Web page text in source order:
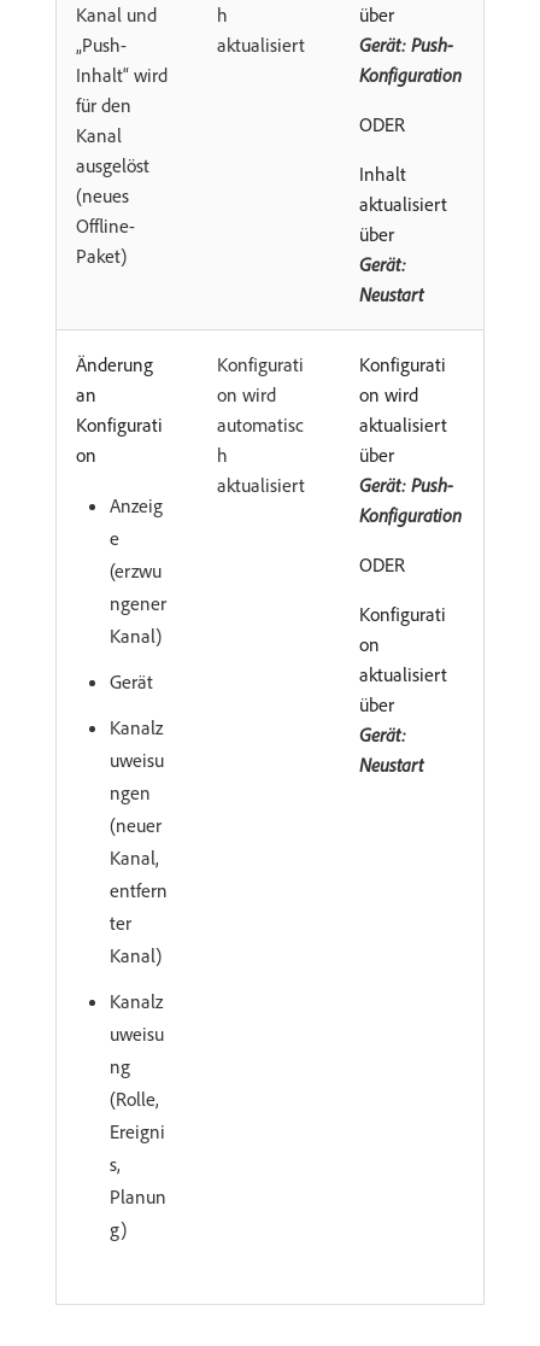
Kanal und
„Push-
Inhalt“ wird
für den
Kanal
ausgelöst
(neues
Offline-
Paket)
h
aktualisiert
über
Gerät: Push-
Konfiguration
ODER
Inhalt
aktualisiert
über
Gerät:
Neustart
Änderung
an
Konfigurati
on
Anzeig
e
(erzwu
ngener
Kanal)
Gerät
Kanalz
uweisu
ngen
(neuer
Kanal,
entfern
ter
Kanal)
Kanalz
uweisu
ng
(Rolle,
Ereigni
s,
Planun
g)
Konfigurati
on wird
automatisc
h
aktualisiert
Konfigurati
on wird
aktualisiert
über
Gerät: Push-
Konfiguration
ODER
Konfigurati
on
aktualisiert
über
Gerät:
Neustart